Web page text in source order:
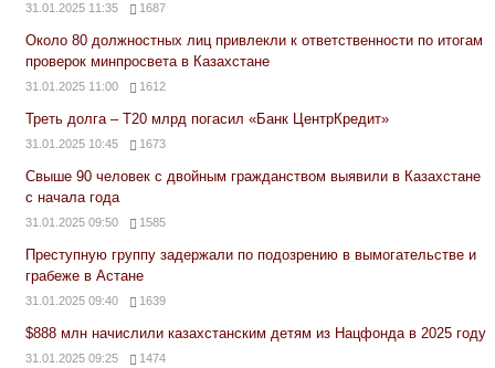
31.01.2025 11:35 1687
Около 80 должностных лиц привлекли к ответственности по итогам
проверок минпросвета в Казахстане
31.01.2025 11:00 1612
Треть долга – Т20 млрд погасил «Банк ЦентрКредит»
31.01.2025 10:45 1673
Свыше 90 человек с двойным гражданством выявили в Казахстане
с начала года
31.01.2025 09:50 1585
Преступную группу задержали по подозрению в вымогательстве и
грабеже в Астане
31.01.2025 09:40 1639
$888 млн начислили казахстанским детям из Нацфонда в 2025 году
31.01.2025 09:25 1474